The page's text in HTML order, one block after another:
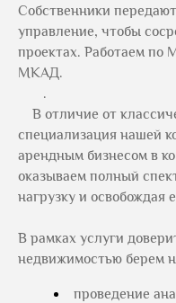
Собственники
управление, чтобы
проектах. Работаем по
МКАД.
.
В отличие от
специализация нашей
арендным бизнесом в
оказываем полный
нагрузку и освобождая
В рамках услуги
недвижимостью берем
проведение